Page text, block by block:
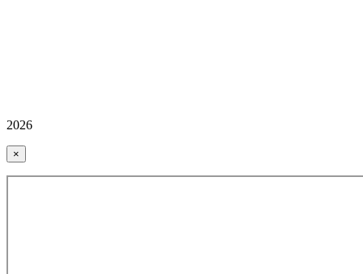
2026
×